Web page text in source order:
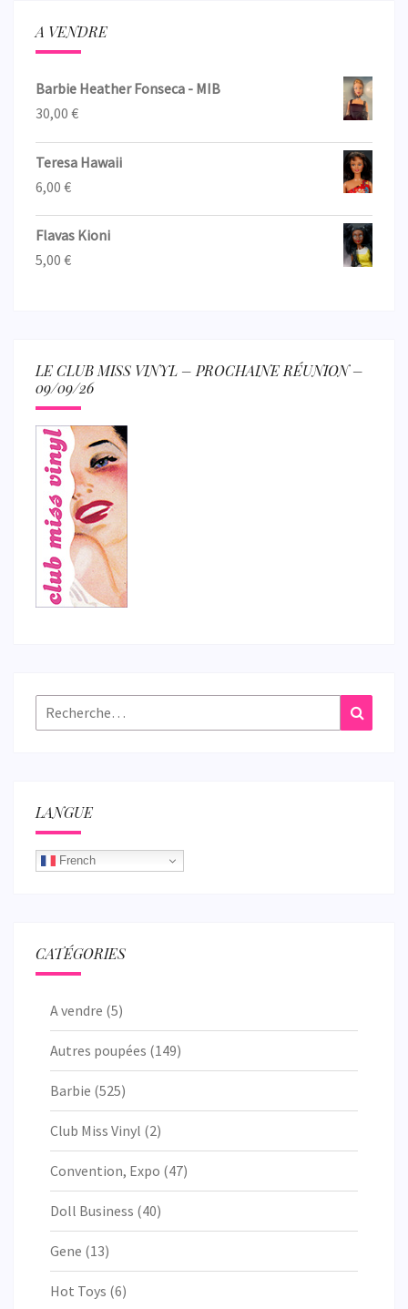
A VENDRE
Barbie Heather Fonseca - MIB
30,00 €
Teresa Hawaii
6,00 €
Flavas Kioni
5,00 €
LE CLUB MISS VINYL – PROCHAINE RÉUNION –
09/09/26
Rechercher :
LANGUE
French
CATÉGORIES
A vendre (5)
Autres poupées (149)
Barbie (525)
Club Miss Vinyl (2)
Convention, Expo (47)
Doll Business (40)
Gene (13)
Hot Toys (6)